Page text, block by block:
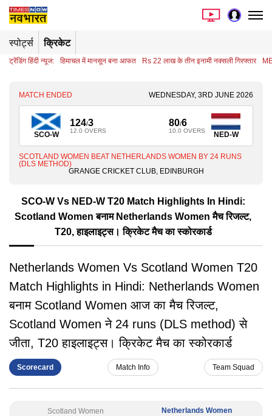
स्पोर्ट्स क्रिकेट
ट्रेंडिंग हिंदी न्यूज: हिमाचल में मानसून बना आफत Rs 22 लाख के तीन इनामी नक्सली गिरफ्तार
MATCH ENDED WEDNESDAY, 3RD JUNE 2026
SCO-W
124/3
12.0 OVERS NED-W
10.0 OVERS
80/6
SCOTLAND WOMEN BEAT NETHERLANDS WOMEN BY 24 RUNS
(DLS METHOD)
GRANGE CRICKET CLUB, EDINBURGH
SCO-W Vs NED-W T20 Match Highlights In Hindi:
Scotland Women बनाम Netherlands Women मैच रिजल्ट,
T20, हाइलाइट्स। क्रिकेट मैच का स्कोरकार्ड
Netherlands Women Vs Scotland Women T20
Match Highlights in Hindi: Netherlands Women
बनाम Scotland Women आज का मैच रिजल्ट,
Scotland Women ने 24 runs (DLS method) से
जीता, T20 हाइलाइट्स। क्रिकेट मैच का स्कोरकार्ड
Scorecard Match Info Team Squad
Scotland Women Netherlands Women